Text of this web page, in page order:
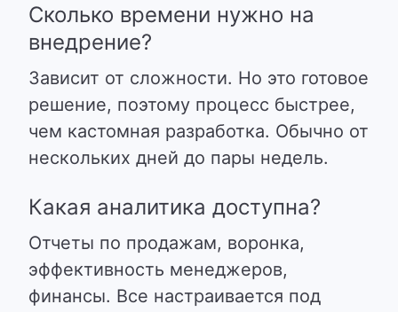
Сколько времени нужно на
внедрение?
Зависит от сложности. Но это готовое
решение, поэтому процесс быстрее,
чем кастомная разработка. Обычно от
нескольких дней до пары недель.
Какая аналитика доступна?
Отчеты по продажам, воронка,
эффективность менеджеров,
финансы. Все настраивается под